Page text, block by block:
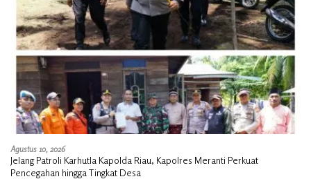
Agustus 10, 2026
Jelang Patroli Karhutla Kapolda Riau, Kapolres Meranti Perkuat
Pencegahan hingga Tingkat Desa